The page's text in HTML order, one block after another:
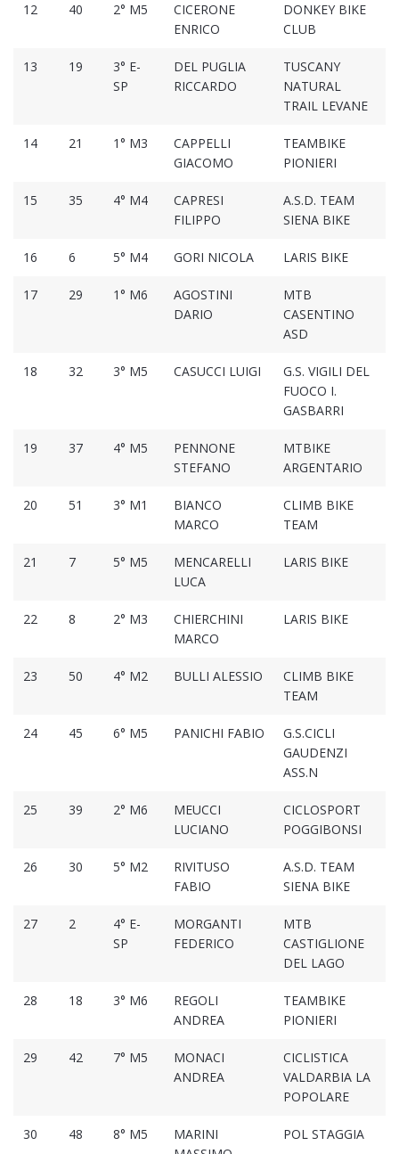
12 40 2° M5
CICERONE
ENRICO
DONKEY BIKE
CLUB
13 19
3° E-
SP
DEL PUGLIA
RICCARDO
TUSCANY
NATURAL
TRAIL LEVANE
14 21 1° M3
CAPPELLI
GIACOMO
TEAMBIKE
PIONIERI
15 35 4° M4
CAPRESI
FILIPPO
A.S.D. TEAM
SIENA BIKE
16 6 5° M4 GORI NICOLA LARIS BIKE
17 29 1° M6
AGOSTINI
DARIO
MTB
CASENTINO
ASD
18 32 3° M5 CASUCCI LUIGI
G.S. VIGILI DEL
FUOCO I.
GASBARRI
19 37 4° M5
PENNONE
STEFANO
MTBIKE
ARGENTARIO
20 51 3° M1
BIANCO
MARCO
CLIMB BIKE
TEAM
21 7 5° M5
MENCARELLI
LUCA
LARIS BIKE
22 8 2° M3
CHIERCHINI
MARCO
LARIS BIKE
23 50 4° M2 BULLI ALESSIO
CLIMB BIKE
TEAM
24 45 6° M5 PANICHI FABIO
G.S.CICLI
GAUDENZI
ASS.N
25 39 2° M6
MEUCCI
LUCIANO
CICLOSPORT
POGGIBONSI
26 30 5° M2
RIVITUSO
FABIO
A.S.D. TEAM
SIENA BIKE
27 2
4° E-
SP
MORGANTI
FEDERICO
MTB
CASTIGLIONE
DEL LAGO
28 18 3° M6
REGOLI
ANDREA
TEAMBIKE
PIONIERI
29 42 7° M5
MONACI
ANDREA
CICLISTICA
VALDARBIA LA
POPOLARE
30 48 8° M5
MARINI
POL STAGGIA